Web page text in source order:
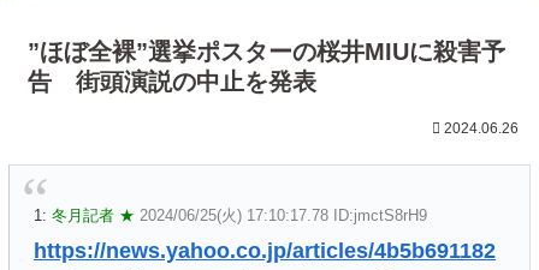
”ほぼ全裸”選挙ポスターの桜井MIUに殺害予
告 街頭演説の中止を発表
2024.06.26
1: 冬月記者 ★ 2024/06/25(火) 17:10:17.78 ID:jmctS8rH9
https://news.yahoo.co.jp/articles/4b5b691182